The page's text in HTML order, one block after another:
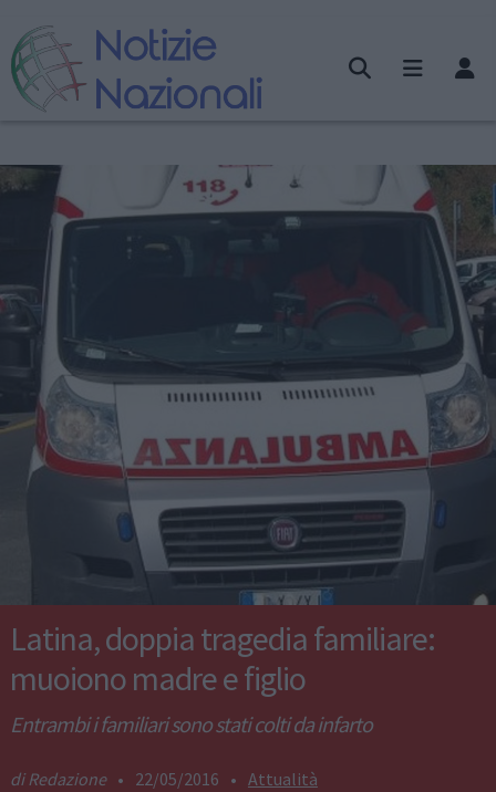
Latina, doppia tragedia familiare:
muoiono madre e figlio
Entrambi i familiari sono stati colti da infarto
Redazione • 22/05/2016 • Attualità